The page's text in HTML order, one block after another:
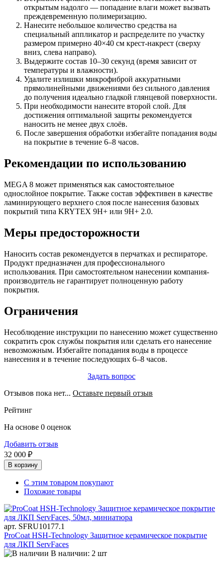
открытым надолго — попадание влаги может вызвать
преждевременную полимеризацию.
Нанесите небольшое количество средства на
специальный аппликатор и распределите по участку
размером примерно 40×40 см крест-накрест (сверху
вниз, слева направо).
Выдержите состав 10–30 секунд (время зависит от
температуры и влажности).
Удалите излишки микрофиброй аккуратными
прямолинейными движениями без сильного давления
до получения идеально гладкой глянцевой поверхности.
При необходимости нанесите второй слой. Для
достижения оптимальной защиты рекомендуется
наносить не менее двух слоёв.
После завершения обработки избегайте попадания воды
на покрытие в течение 6–8 часов.
Рекомендации по использованию
MEGA 8 может применяться как самостоятельное
однослойное покрытие. Также состав эффективен в качестве
ламинирующего верхнего слоя после нанесения базовых
покрытий типа KRYTEX 9H+ или 9H+ 2.0.
Меры предосторожности
Наносить состав рекомендуется в перчатках и респираторе.
Продукт предназначен для профессионального
использования. При самостоятельном нанесении компания-
производитель не гарантирует полноценную работу
покрытия.
Ограничения
Несоблюдение инструкции по нанесению может существенно
сократить срок службы покрытия или сделать его нанесение
невозможным. Избегайте попадания воды в процессе
нанесения и в течение последующих 6–8 часов.
Задать вопрос
Отзывов пока нет... Оставьте первый отзыв
Рейтинг
На основе 0 оценок
Добавить отзыв
32 000 ₽
В корзину
С этим товаром покупают
Похожие товары
арт. SFRU10177.1
ProCoat HSH-Technology Защитное керамическое покрытие
для ЛКП ServFaces
В наличии: 2 шт